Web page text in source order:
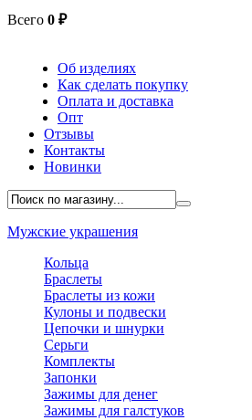
Всего 0 ₽
Об изделиях
Как сделать покупку
Оплата и доставка
Опт
Отзывы
Контакты
Новинки
Мужские украшения
Кольца
Браслеты
Браслеты из кожи
Кулоны и подвески
Цепочки и шнурки
Серьги
Комплекты
Запонки
Зажимы для денег
Зажимы для галстуков